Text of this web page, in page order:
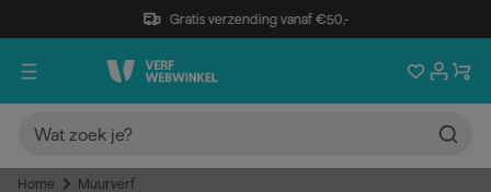
Gratis verzending vanaf €50,-
Home Muurverf